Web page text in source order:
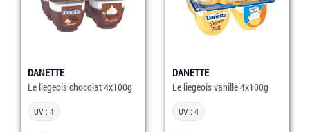
DANETTE
Le liegeois chocolat 4x100g
UV : 4
DANETTE
Le liegeois vanille 4x100g
UV : 4